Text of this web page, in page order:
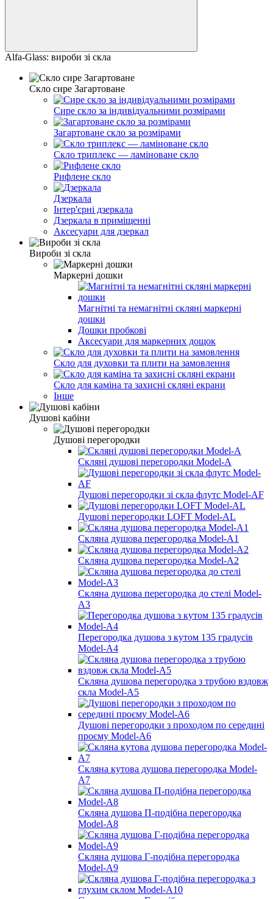
Alfa-Glass: вироби зі скла
Скло сире Загартоване
Сире скло за індивідуальними розмірами
Загартоване скло за розмірами
Скло триплекс — ламіноване скло
Рифлене скло
Дзеркала
Інтер'єрні дзеркала
Дзеркала в приміщенні
Аксесуари для дзеркал
Вироби зі скла
Маркерні дошки
Магнітні та немагнітні скляні маркерні
дошки
Дошки пробкові
Аксесуари для маркерних дощок
Скло для духовки та плити на замовлення
Скло для каміна та захисні скляні екрани
Інше
Душові кабіни
Душові перегородки
Скляні душові перегородки Model-A
Душові перегородки зі скла флутс Model-AF
Душові перегородки LOFT Model-AL
Скляна душова перегородка Model-A1
Скляна душова перегородка Model-A2
Скляна душова перегородка до стелі Model-
A3
Перегородка душова з кутом 135 градусів
Model-A4
Скляна душова перегородка з трубою вздовж
скла Model-A5
Душові перегородки з проходом по середині
проєму Model-A6
Скляна кутова душова перегородка Model-
A7
Скляна душова П-подібна перегородка
Model-A8
Скляна душова Г-подібна перегородка
Model-A9